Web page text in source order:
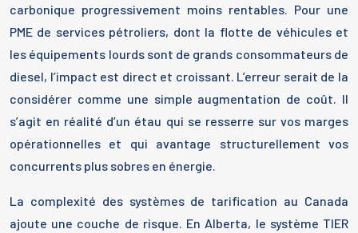
carbonique progressivement moins rentables. Pour une
PME de services pétroliers, dont la flotte de véhicules et
les équipements lourds sont de grands consommateurs de
diesel, l’impact est direct et croissant. L’erreur serait de la
considérer comme une simple augmentation de coût. Il
s’agit en réalité d’un étau qui se resserre sur vos marges
opérationnelles et qui avantage structurellement vos
concurrents plus sobres en énergie.
La complexité des systèmes de tarification au Canada
ajoute une couche de risque. En Alberta, le système TIER